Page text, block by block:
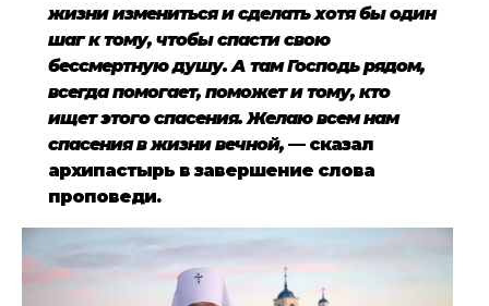
жизни измениться и сделать хотя бы один
шаг к тому, чтобы спасти свою
бессмертную душу. А там Господь рядом,
всегда помогает, поможет и тому, кто
ищет этого спасения. Желаю всем нам
спасения в жизни вечной, — сказал
архипастырь в завершение слова
проповеди.